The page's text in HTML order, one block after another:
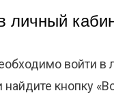
личный
войти в
найдите кнопку